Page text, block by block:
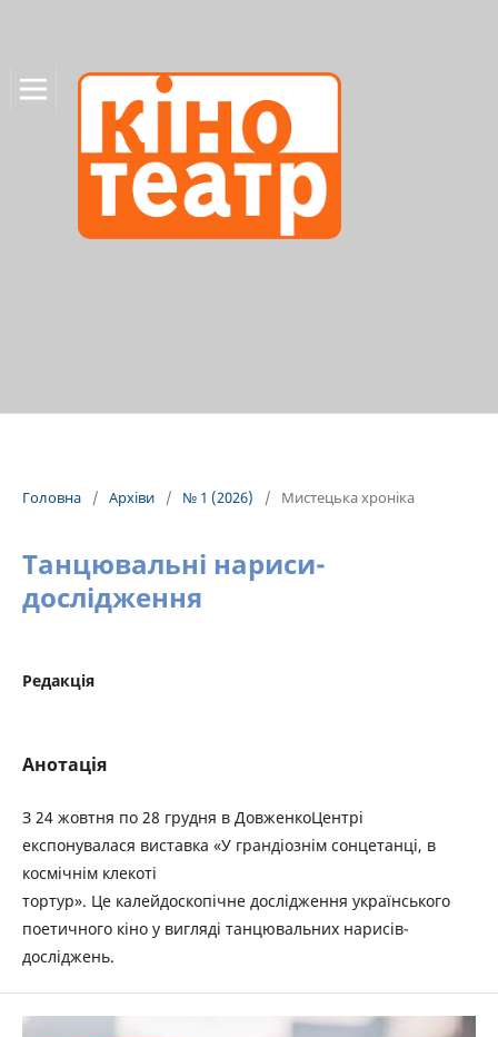
Головна / Архіви / № 1 (2026) / Мистецька хроніка
Танцювальні нариси-
дослідження
Редакція
Анотація
З 24 жовтня по 28 грудня в ДовженкоЦентрі
експонувалася виставка «У грандіознім сонцетанці, в
космічнім клекоті
тортур». Це калейдоскопічне дослідження українського
поетичного кіно у вигляді танцювальних нарисів-
досліджень.